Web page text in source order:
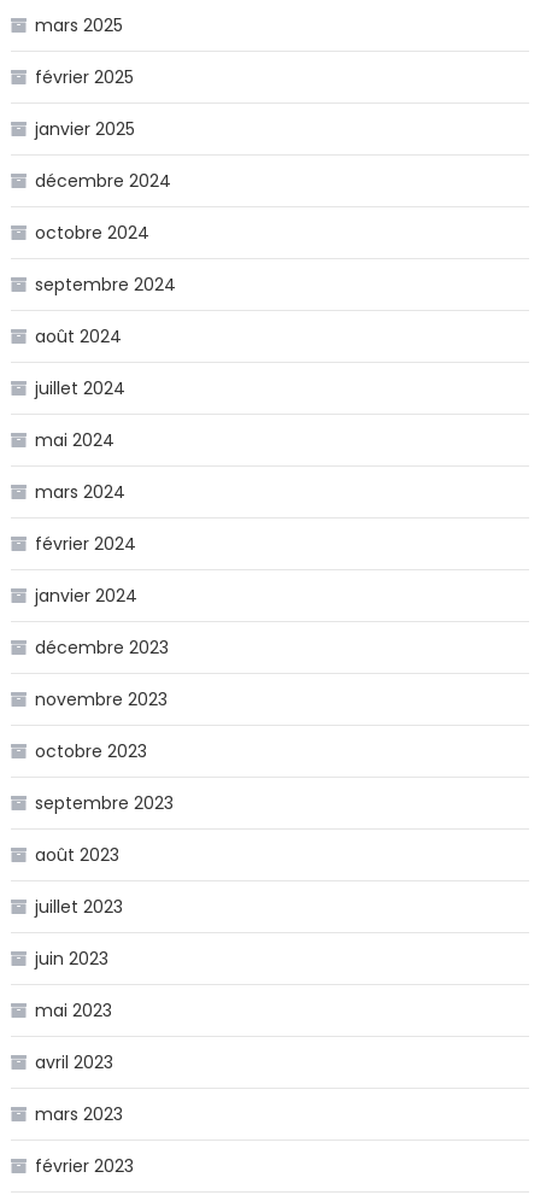
mars 2025
février 2025
janvier 2025
décembre 2024
octobre 2024
septembre 2024
août 2024
juillet 2024
mai 2024
mars 2024
février 2024
janvier 2024
décembre 2023
novembre 2023
octobre 2023
septembre 2023
août 2023
juillet 2023
juin 2023
mai 2023
avril 2023
mars 2023
février 2023